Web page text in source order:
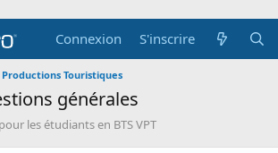
Connexion
S'inscrire
Productions Touristiques
générales
les étudiants en BTS VPT